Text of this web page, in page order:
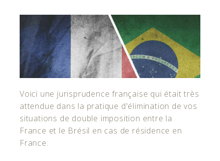
Voici une jurisprudence française qui était très
attendue dans la pratique d'élimination de vos
situations de double imposition entre la
France et le Brésil en cas de résidence en
France.